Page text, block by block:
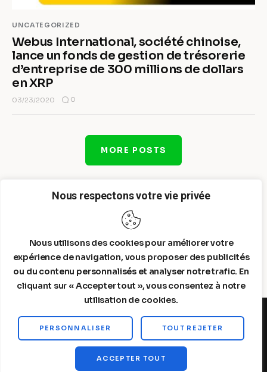
Nous respectons votre vie privée
Nous utilisons des cookies pour améliorer votre
expérience de navigation, vous proposer des publicités
ou du contenu personnalisés et analyser notre trafic. En
cliquant sur « Accepter tout », vous consentez à notre
utilisation de cookies.
PERSONNALISER TOUT REJETER
ACCEPTER TOUT
UNCATEGORIZED
Webus International, société chinoise,
lance un fonds de gestion de trésorerie
d’entreprise de 300 millions de dollars
en XRP
03/23/2020 0
MORE POSTS
Steelldy© 2026. All Rights Reserved.